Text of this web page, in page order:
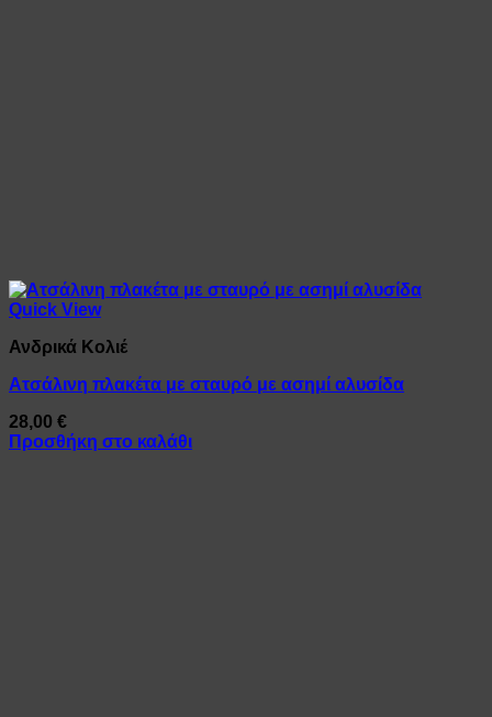
Quick View
Ανδρικά Κολιέ
Ατσάλινη πλακέτα με σταυρό με ασημί αλυσίδα
28,00 €
Προσθήκη στο καλάθι